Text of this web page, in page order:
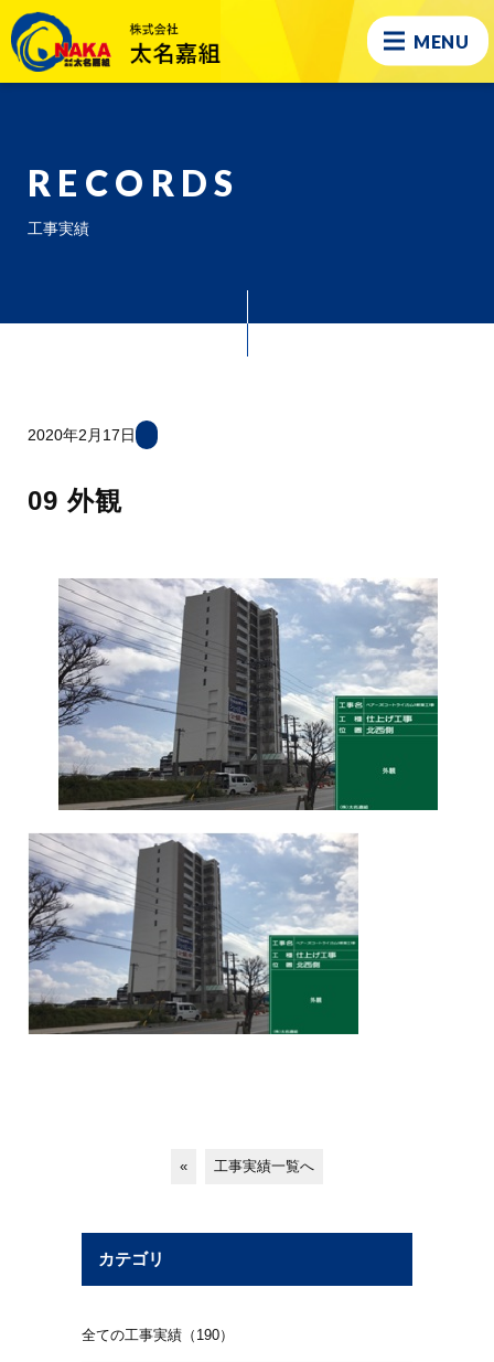
MENU
RECORDS
工事実績
2020年2月17日
09 外観
« 工事実績一覧へ
カテゴリ
全ての工事実績（190）